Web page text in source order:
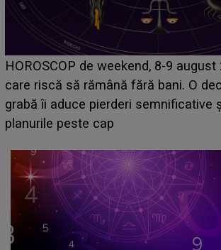
Emanuel a ținut ACEST DETALIU
acum! În fața Alexandrei, concurentul
face o MĂRTURISIRE
sa: "I-am spus și ei în față, eu nu te